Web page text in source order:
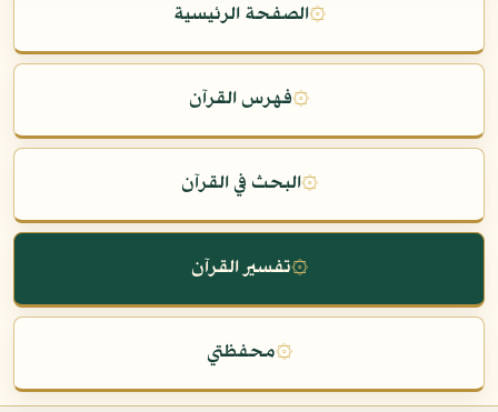
۞الصفحة الرئيسية
۞فهرس القرآن
۞البحث في القرآن
۞تفسير القرآن
۞محفظتي